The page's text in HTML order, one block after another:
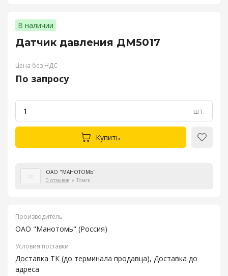
В наличии
Датчик давления ДМ5017
Цена без НДС
По запросу
шт.
Купить
ОАО "МАНОТОМЬ"
0 отзывов
Томск
Производитель
ОАО "Манотомь" (Россия)
Условия поставки
Доставка ТК (до терминала продавца), Доставка до
адреса